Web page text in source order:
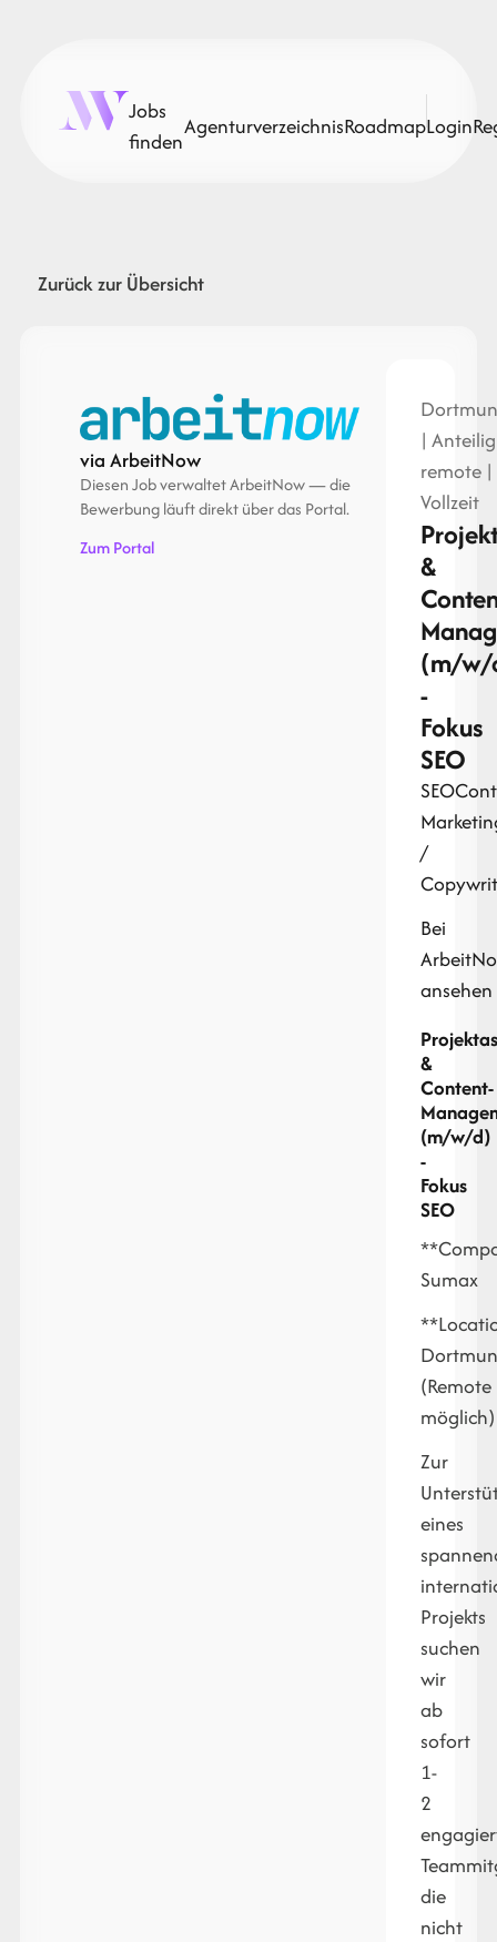
Jobs
finden
AgenturverzeichnisRoadmapLogin
Zurück zur Übersicht
via ArbeitNow
Diesen Job verwaltet ArbeitNow — die
Bewerbung läuft direkt über das Portal.
Zum Portal
| Anteilig
remote |
Vollzeit
&
(m/
-
Fokus
SEO
SEO
/
Bei
ansehen
&
Content-
(m/w/d)
-
Fokus
SEO
Sumax
(Remote
möglich)
Zur
eines
Projekts
suchen
wir
ab
sofort
1-
2
die
nicht